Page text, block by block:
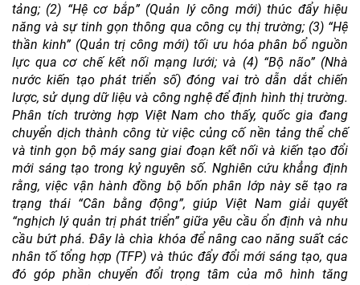
tảng; (2) “Hệ cơ bắp” (Quản lý công mới) thúc đẩy hiệu
năng và sự tinh gọn thông qua công cụ thị trường; (3) “Hệ
thần kinh” (Quản trị công mới) tối ưu hóa phân bổ nguồn
lực qua cơ chế kết nối mạng lưới; và (4) “Bộ não” (Nhà
nước kiến tạo phát triển số) đóng vai trò dẫn dắt chiến
lược, sử dụng dữ liệu và công nghệ để định hình thị trường.
Phân tích trường hợp Việt Nam cho thấy, quốc gia đang
chuyển dịch thành công từ việc củng cố nền tảng thể chế
và tinh gọn bộ máy sang giai đoạn kết nối và kiến tạo đổi
mới sáng tạo trong kỷ nguyên số. Nghiên cứu khẳng định
rằng, việc vận hành đồng bộ bốn phân lớp này sẽ tạo ra
trạng thái “Cân bằng động”, giúp Việt Nam giải quyết
“nghịch lý quản trị phát triển” giữa yêu cầu ổn định và nhu
cầu bứt phá. Đây là chìa khóa để nâng cao năng suất các
nhân tố tổng hợp (TFP) và thúc đẩy đổi mới sáng tạo, qua
đó góp phần chuyển đổi trọng tâm của mô hình tăng